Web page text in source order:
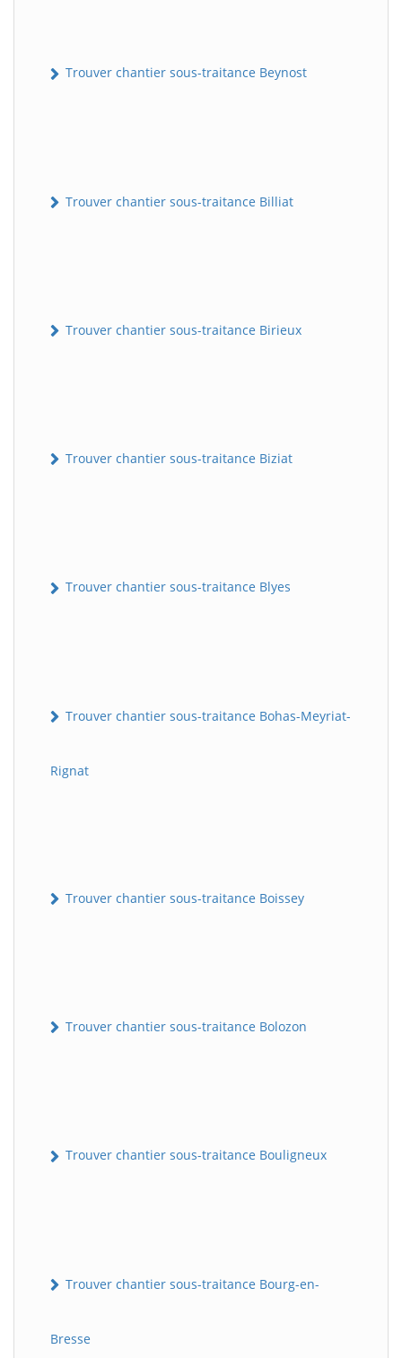
Trouver chantier sous-traitance Beynost
Trouver chantier sous-traitance Billiat
Trouver chantier sous-traitance Birieux
Trouver chantier sous-traitance Biziat
Trouver chantier sous-traitance Blyes
Trouver chantier sous-traitance Bohas-Meyriat-
Rignat
Trouver chantier sous-traitance Boissey
Trouver chantier sous-traitance Bolozon
Trouver chantier sous-traitance Bouligneux
Trouver chantier sous-traitance Bourg-en-
Bresse